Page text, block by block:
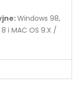
Windows 98,
i MAC OS 9.X /